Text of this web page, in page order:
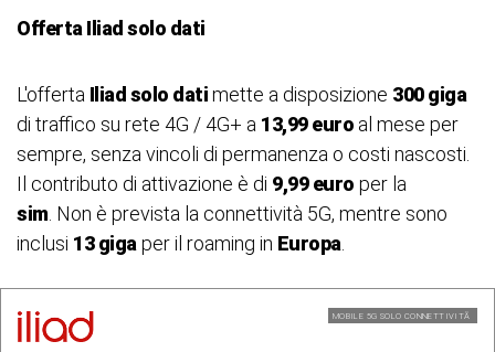
Offerta Iliad solo dati
L'offerta Iliad solo datimette a disposizione 300 giga
di traffico su rete 4G / 4G+ a 13,99 euro al mese per
sempre, senza vincoli di permanenza o costi nascosti.
Il contributo di attivazione è di 9,99 euro per la
sim . Non è prevista la connettività 5G, mentre sono
inclusi 13 giga per il roaming in Europa
MOBILE 5G SOLO CONNETTIVITÃ